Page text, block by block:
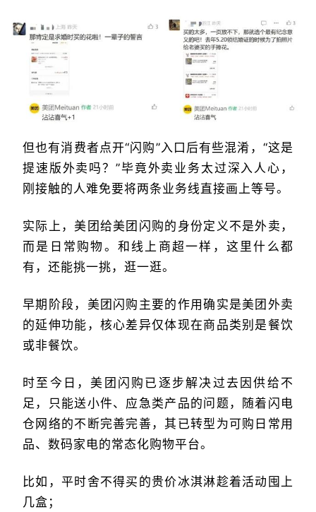
但也有消费者点开“闪购”入口后有些混淆，“这是
提速版外卖吗？”毕竟外卖业务太过深入人心，
刚接触的人难免要将两条业务线直接画上等号。
实际上，美团给美团闪购的身份定义不是外卖，
而是日常购物。和线上商超一样，这里什么都
有，还能挑一挑，逛一逛。
早期阶段，美团闪购主要的作用确实是美团外卖
的延伸功能，核心差异仅体现在商品类别是餐饮
或非餐饮。
时至今日，美团闪购已逐步解决过去因供给不
足，只能送小件、应急类产品的问题，随着闪电
仓网络的不断完善完善，其已转型为可购日常用
品、数码家电的常态化购物平台。
比如，平时舍不得买的贵价冰淇淋趁着活动囤上
几盒；